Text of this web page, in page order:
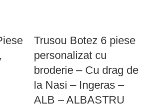
Trusou Botez 6 piese
personalizat cu
broderie – Cu drag de
la Nasi – Ingeras –
ALB – ALBASTRU